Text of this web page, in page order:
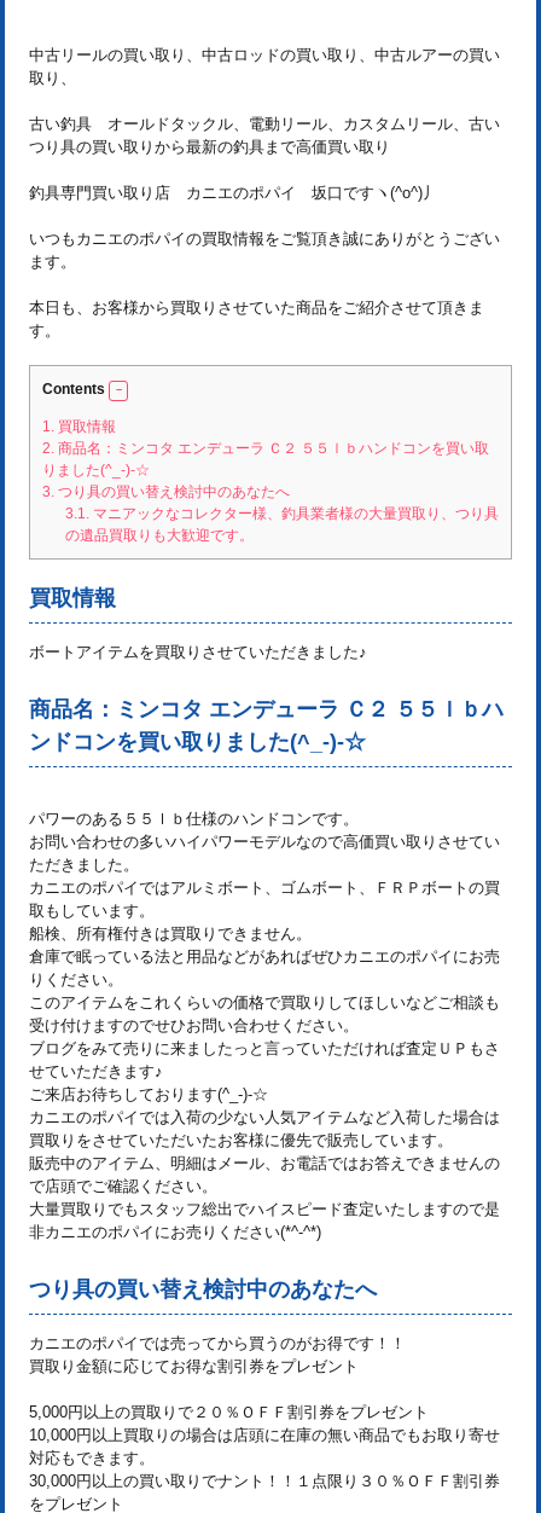
中古リールの買い取り、中古ロッドの買い取り、中古ルアーの買い
取り、
古い釣具 オールドタックル、電動リール、カスタムリール、古い
つり具の買い取りから最新の釣具まで高価買い取り
釣具専門買い取り店 カニエのポパイ 坂口ですヽ(^o^)丿
いつもカニエのポパイの買取情報をご覧頂き誠にありがとうござい
ます。
本日も、お客様から買取りさせていた商品をご紹介させて頂きま
す。
Contents
1. 買取情報
2. 商品名：ミンコタ エンデューラ Ｃ２ ５５ｌｂハンドコンを買い取
りました(^_-)-☆
3. つり具の買い替え検討中のあなたへ
3.1.マニアックなコレクター様、釣具業者様の大量買取り、つり具
の遺品買取りも大歓迎です。
買取情報
ボートアイテムを買取りさせていただきました♪
商品名：ミンコタ エンデューラ Ｃ２ ５５ｌｂハ
ンドコンを買い取りました(^_-)-☆
パワーのある５５ｌｂ仕様のハンドコンです。
お問い合わせの多いハイパワーモデルなので高価買い取りさせてい
ただきました。
カニエのポパイではアルミボート、ゴムボート、ＦＲＰボートの買
取もしています。
船検、所有権付きは買取りできません。
倉庫で眠っている法と用品などがあればぜひカニエのポパイにお売
りください。
このアイテムをこれくらいの価格で買取りしてほしいなどご相談も
受け付けますのでせひお問い合わせください。
ブログをみて売りに来ましたっと言っていただければ査定ＵＰもさ
せていただきます♪
ご来店お待ちしております(^_-)-☆
カニエのポパイでは入荷の少ない人気アイテムなど入荷した場合は
買取りをさせていただいたお客様に優先で販売しています。
販売中のアイテム、明細はメール、お電話ではお答えできませんの
で店頭でご確認ください。
大量買取りでもスタッフ総出でハイスピード査定いたしますので是
非カニエのポパイにお売りください(*^-^*)
つり具の買い替え検討中のあなたへ
カニエのポパイでは売ってから買うのがお得です！！
買取り金額に応じてお得な割引券をプレゼント
5,000円以上の買取りで２０％ＯＦＦ割引券をプレゼント
10,000円以上買取りの場合は店頭に在庫の無い商品でもお取り寄せ
対応もできます。
30,000円以上の買い取りでナント！！１点限り３０％ＯＦＦ割引券
をプレゼント